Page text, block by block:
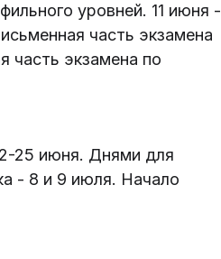
уровней. 11 июня -
часть экзамена
часть экзамена по
25 июня. Днями для
- 8 и 9 июля. Начало